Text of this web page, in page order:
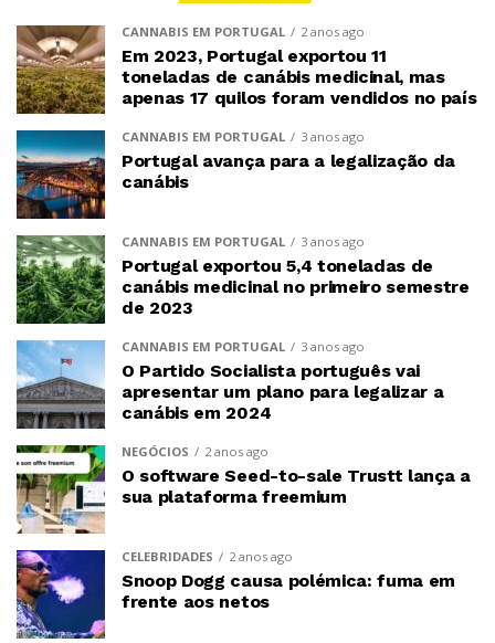
CANNABIS EM PORTUGAL 2 anos ago
Em 2023, Portugal exportou 11
toneladas de canábis medicinal, mas
apenas 17 quilos foram vendidos no país
CANNABIS EM PORTUGAL 3 anos ago
Portugal avança para a legalização da
canábis
CANNABIS EM PORTUGAL 3 anos ago
Portugal exportou 5,4 toneladas de
canábis medicinal no primeiro semestre
de 2023
CANNABIS EM PORTUGAL 3 anos ago
O Partido Socialista português vai
apresentar um plano para legalizar a
canábis em 2024
NEGÓCIOS 2 anos ago
O software Seed-to-sale Trustt lança a
sua plataforma freemium
CELEBRIDADES 2 anos ago
Snoop Dogg causa polémica: fuma em
frente aos netos